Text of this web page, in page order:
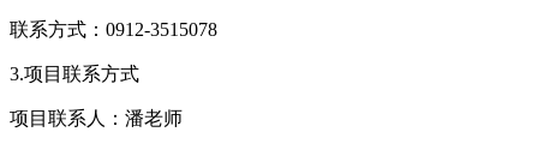
联系方式：0912-3515078
3.项目联系方式
项目联系人：潘老师